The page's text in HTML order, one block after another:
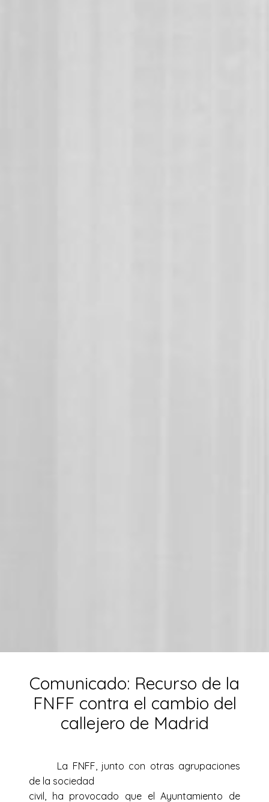
Comunicado: Recurso de la
FNFF contra el cambio del
callejero de Madrid
La FNFF, junto con otras agrupaciones
de la sociedad
civil, ha provocado que el Ayuntamiento de